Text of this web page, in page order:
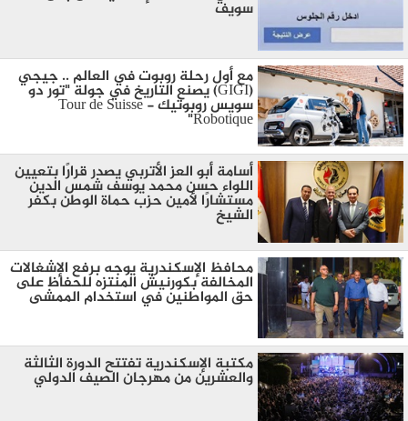
سويف
مع أول رحلة روبوت في العالم .. جيجي
(GIGI) يصنع التاريخ في جولة "تور دو
سويس روبوتيك - Tour de Suisse
Robotique"
أسامة أبو العز الأتربي يصدر قرارًا بتعيين
اللواء حسن محمد يوسف شمس الدين
مستشارًا لأمين حزب حماة الوطن بكفر
الشيخ
محافظ الإسكندرية يوجه برفع الإشغالات
المخالفة بكورنيش المنتزه للحفاظ على
حق المواطنين في استخدام الممشى
مكتبة الإسكندرية تفتتح الدورة الثالثة
والعشرين من مهرجان الصيف الدولي